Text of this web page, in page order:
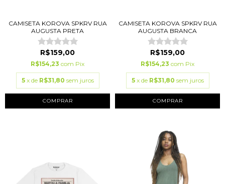
CAMISETA KOROVA SPKRV RUA
AUGUSTA PRETA
R$159,00
R$154,23 com Pix
5 x de R$31,80 sem juros
COMPRAR
CAMISETA KOROVA SPKRV RUA
AUGUSTA BRANCA
R$159,00
R$154,23 com Pix
5 x de R$31,80 sem juros
COMPRAR